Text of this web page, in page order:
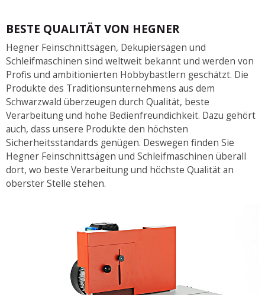
BESTE QUALITÄT VON HEGNER
Hegner Feinschnittsägen, Dekupiersägen und
Schleifmaschinen sind weltweit bekannt und werden von
Profis und ambitionierten Hobbybastlern geschätzt. Die
Produkte des Traditionsunternehmens aus dem
Schwarzwald überzeugen durch Qualität, beste
Verarbeitung und hohe Bedienfreundichkeit. Dazu gehört
auch, dass unsere Produkte den höchsten
Sicherheitsstandards genügen. Deswegen finden Sie
Hegner Feinschnittsägen und Schleifmaschinen überall
dort, wo beste Verarbeitung und höchste Qualität an
oberster Stelle stehen.